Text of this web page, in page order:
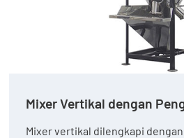
Mixer Vertikal dengan
Mixer vertikal dilengkapi